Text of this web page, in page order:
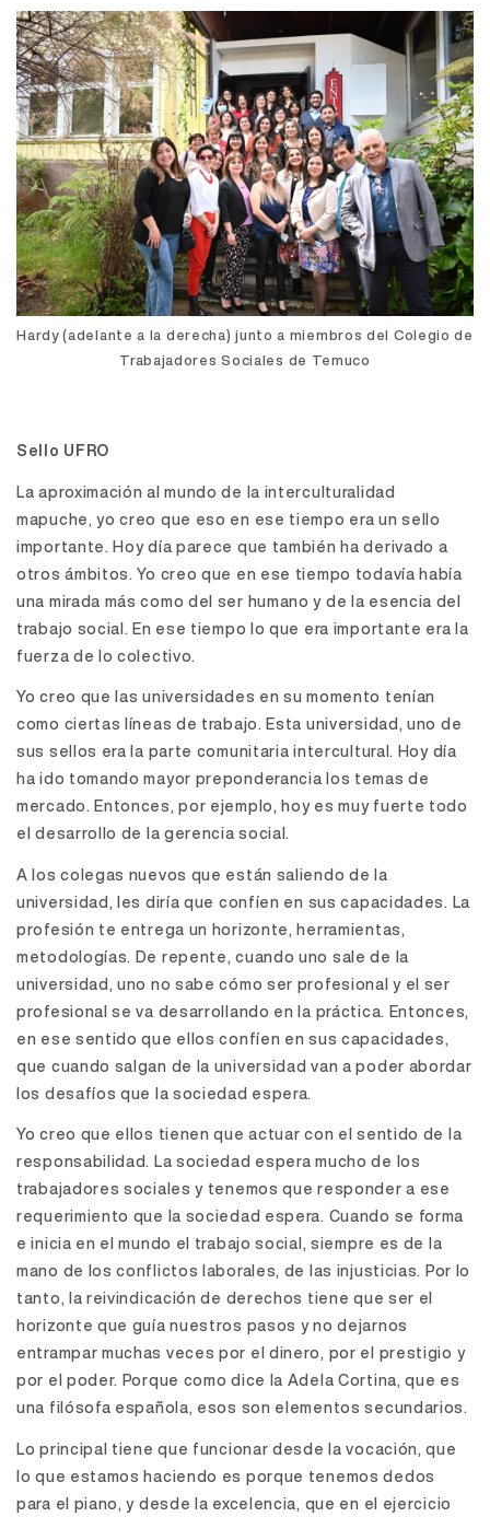
Hardy (adelante a la derecha) junto a miembros del Colegio de
Trabajadores Sociales de Temuco
Sello UFRO
La aproximación al mundo de la interculturalidad
mapuche, yo creo que eso en ese tiempo era un sello
importante. Hoy día parece que también ha derivado a
otros ámbitos. Yo creo que en ese tiempo todavía había
una mirada más como del ser humano y de la esencia del
trabajo social. En ese tiempo lo que era importante era la
fuerza de lo colectivo.
Yo creo que las universidades en su momento tenían
como ciertas líneas de trabajo. Esta universidad, uno de
sus sellos era la parte comunitaria intercultural. Hoy día
ha ido tomando mayor preponderancia los temas de
mercado. Entonces, por ejemplo, hoy es muy fuerte todo
el desarrollo de la gerencia social.
A los colegas nuevos que están saliendo de la
universidad, les diría que confíen en sus capacidades. La
profesión te entrega un horizonte, herramientas,
metodologías. De repente, cuando uno sale de la
universidad, uno no sabe cómo ser profesional y el ser
profesional se va desarrollando en la práctica. Entonces,
en ese sentido que ellos confíen en sus capacidades,
que cuando salgan de la universidad van a poder abordar
los desafíos que la sociedad espera.
Yo creo que ellos tienen que actuar con el sentido de la
responsabilidad. La sociedad espera mucho de los
trabajadores sociales y tenemos que responder a ese
requerimiento que la sociedad espera. Cuando se forma
e inicia en el mundo el trabajo social, siempre es de la
mano de los conflictos laborales, de las injusticias. Por lo
tanto, la reivindicación de derechos tiene que ser el
horizonte que guía nuestros pasos y no dejarnos
entrampar muchas veces por el dinero, por el prestigio y
por el poder. Porque como dice la Adela Cortina, que es
una filósofa española, esos son elementos secundarios.
Lo principal tiene que funcionar desde la vocación, que
lo que estamos haciendo es porque tenemos dedos
para el piano, y desde la excelencia, que en el ejercicio